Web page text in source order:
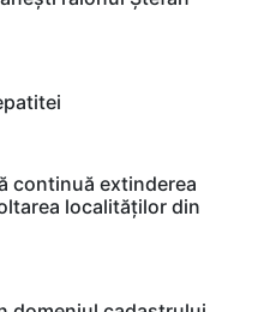
continuă extinderea
localităților din